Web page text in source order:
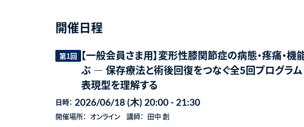
開催日程
第1回 【一般会員さま用】変形性膝関節症の病態・疼痛・
ぶ ― 保存療法と術後回復をつなぐ全5回プログラ
表現型を理解する
日時： 2026/06/18 (木) 20:00 - 21:30
開催場所： オンライン 講師： 田中 創